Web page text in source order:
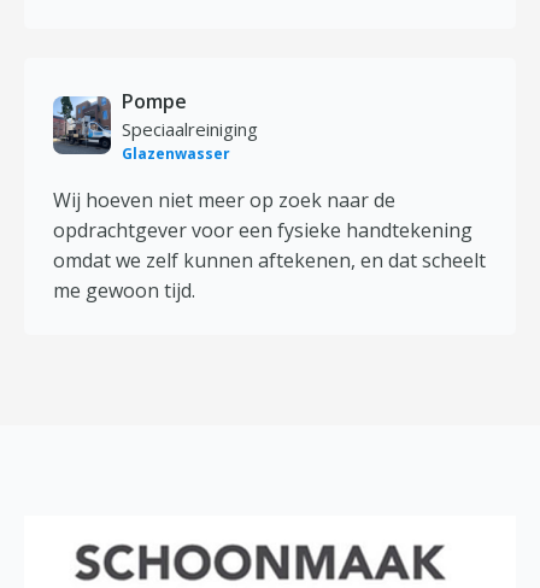
Pompe
Speciaalreiniging
Glazenwasser
Wij hoeven niet meer op zoek naar de
opdrachtgever voor een fysieke handtekening
omdat we zelf kunnen aftekenen, en dat scheelt
me gewoon tijd.